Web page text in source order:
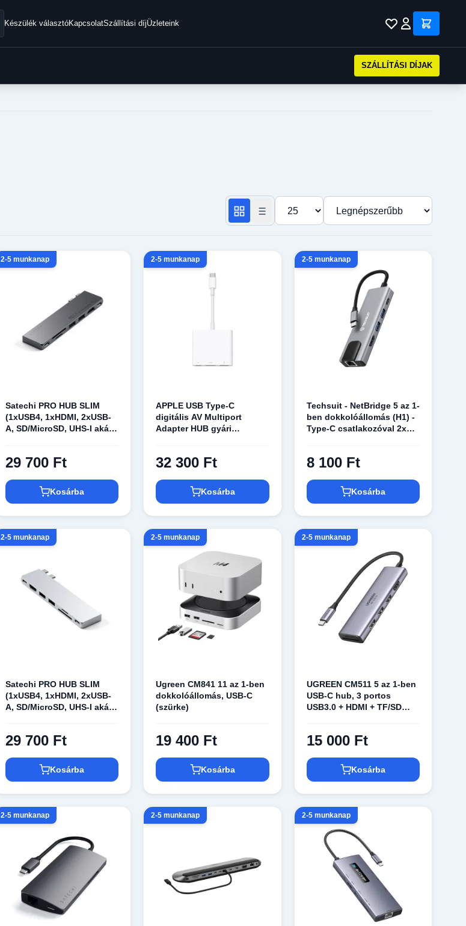
Készülék választóKapcsolatSzállítási díjÜzleteink
SZÁLLÍTÁSI DÍJAK
Termékek száma oldalanként
Rendezés
2-5 munkanap
Satechi PRO HUB SLIM
(1xUSB4, 1xHDMI, 2xUSB-
A, SD/MicroSD, UHS-I akár
asztroszürke
29 700 Ft
Kosárba
2-5 munkanap
APPLE USB Type-C
digitális AV Multiport
Adapter HUB gyári
32 300 Ft
Kosárba
2-5 munkanap
Techsuit - NetBridge 5 az 1-
ben dokkolóállomás (H1) -
Type-C csatlakozóval 2x
8 100 Ft
Kosárba
2-5 munkanap
Satechi PRO HUB SLIM
(1xUSB4, 1xHDMI, 2xUSB-
A, SD/MicroSD, UHS-I akár
29 700 Ft
Kosárba
2-5 munkanap
Ugreen CM841 11 az 1-ben
dokkolóállomás, USB-C
(szürke)
19 400 Ft
Kosárba
2-5 munkanap
UGREEN CM511 5 az 1-ben
USB-C hub, 3 portos
USB3.0 + HDMI + TF/SD
15 000 Ft
Kosárba
2-5 munkanap 2-5 munkanap 2-5 munkanap